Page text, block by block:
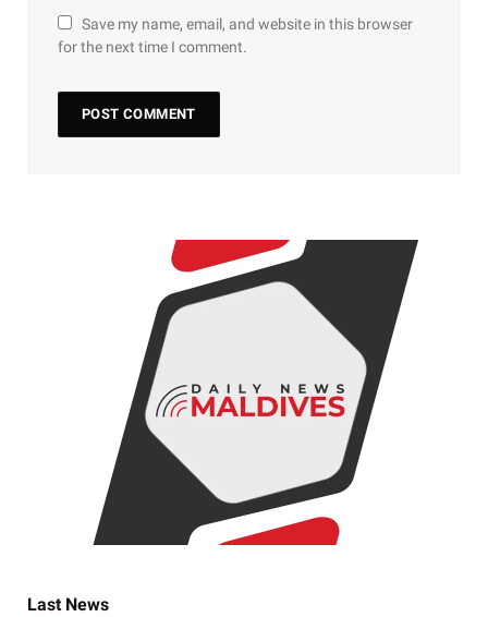
Save my name, email, and website in this browser
for the next time I comment.
Last News